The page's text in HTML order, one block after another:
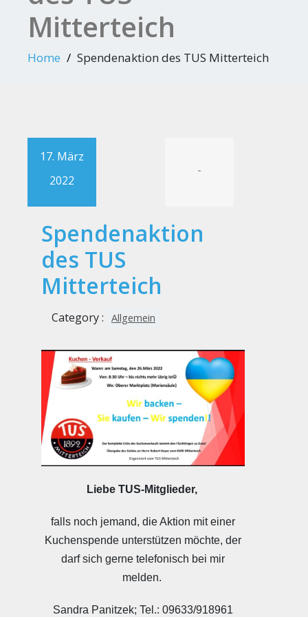
Mitterteich
Home Spendenaktion des TUS Mitterteich
17. März
2022
-
Spendenaktion
des TUS
Mitterteich
Category : Allgemein
Liebe TUS-Mitglieder,
falls noch jemand, die Aktion mit einer
Kuchenspende unterstützen möchte, der
darf sich gerne telefonisch bei mir
melden.
Sandra Panitzek; Tel.: 09633/918961